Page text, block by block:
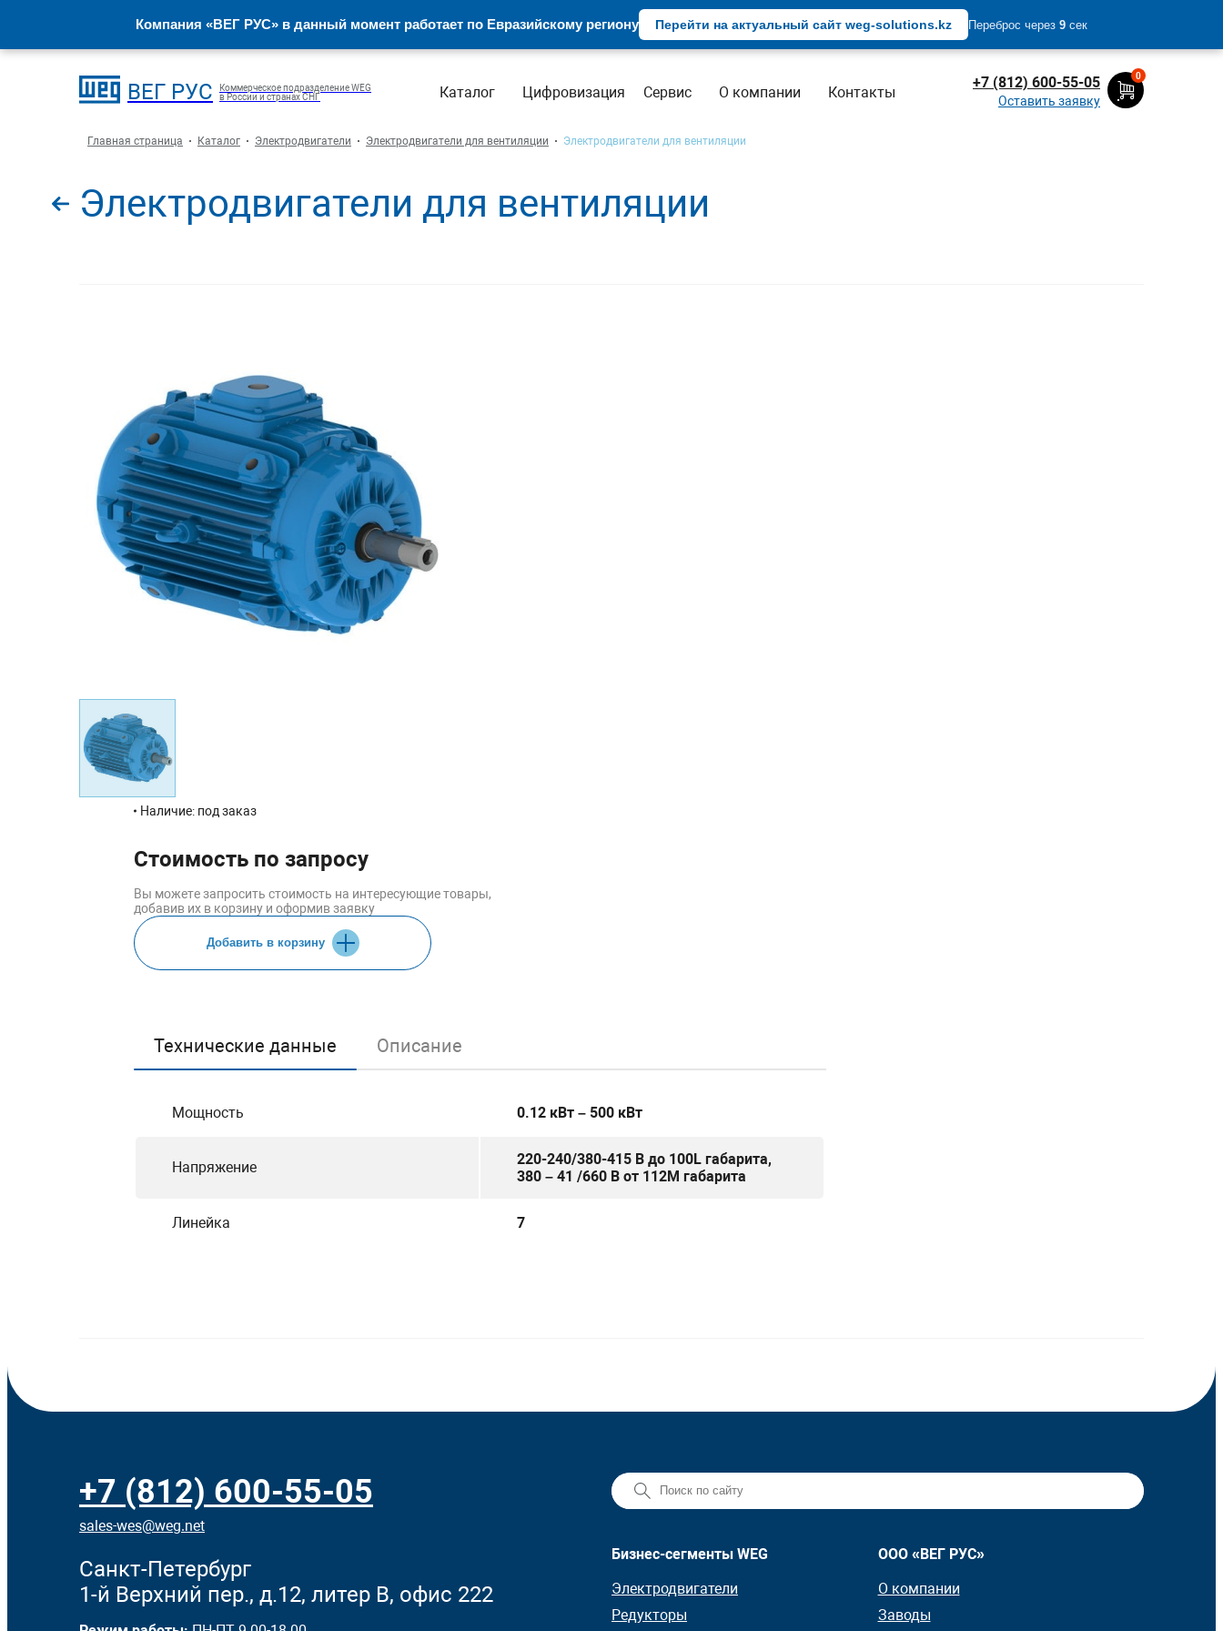
Компания «ВЕГ РУС» в данный момент работает по Евразийскому региону Перейти на актуальный сайт weg-solutions.kz Переброс через 9 сек
ВЕГ РУС
Коммерческое подразделение WEG
в России и странах СНГ
Каталог Цифровизация Сервис О компании Контакты
+7 (812) 600-55-05
Оставить заявку
0
Главная страница Каталог Электродвигатели Электродвигатели для вентиляции Электродвигатели для вентиляции
Электродвигатели для вентиляции
Наличие: под заказ
Стоимость по запросу
Вы можете запросить стоимость на интересующие товары,
добавив их в корзину и оформив заявку
Добавить в корзину
Технические данные Описание
Мощность 0.12 кВт – 500 кВт
Напряжение
220-240/380-415 В до 100L габарита,
380 – 41 /660 В от 112M габарита
Линейка 7
+7 (812) 600-55-05
sales-wes@weg.net
Санкт-Петербург
1-й Верхний пер., д.12, литер В, офис 222
Бизнес-сегменты WEG
Электродвигатели
Редукторы
ООО «ВЕГ РУС»
О компании
Заводы